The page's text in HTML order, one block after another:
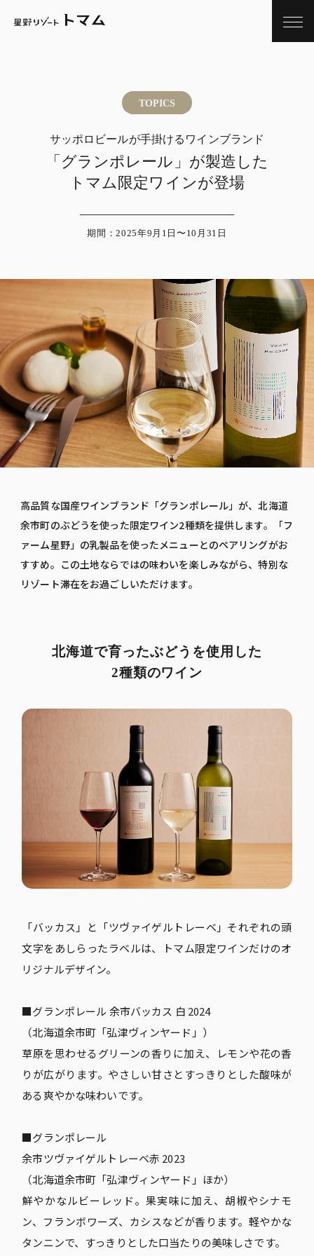
TOPICS
サッポロビールが手掛けるワインブランド
「グランポレール」が製造した
トマム限定ワインが登場
期間：2025年9月1日〜10月31日
高品質な国産ワインブランド「グランポレール」が、北海道
余市町のぶどうを使った限定ワイン2種類を提供します。「フ
ァーム星野」の乳製品を使ったメニューとのペアリングがお
すすめ。この土地ならではの味わいを楽しみながら、特別な
リゾート滞在をお過ごしいただけます。
北海道で育ったぶどうを使用した
2種類のワイン
「バッカス」と「ツヴァイゲルトレーベ」それぞれの頭
文字をあしらったラベルは、トマム限定ワインだけのオ
リジナルデザイン。
■グランポレール 余市バッカス 白 2024
（北海道余市町「弘津ヴィンヤード」）
草原を思わせるグリーンの香りに加え、レモンや花の香
りが広がります。やさしい甘さとすっきりとした酸味が
ある爽やかな味わいです。
■グランポレール
余市ツヴァイゲルトレーベ赤 2023
（北海道余市町「弘津ヴィンヤード」ほか）
鮮やかなルビーレッド。果実味に加え、胡椒やシナモ
ン、フランボワーズ、カシスなどが香ります。軽やかな
タンニンで、すっきりとした口当たりの美味しさです。